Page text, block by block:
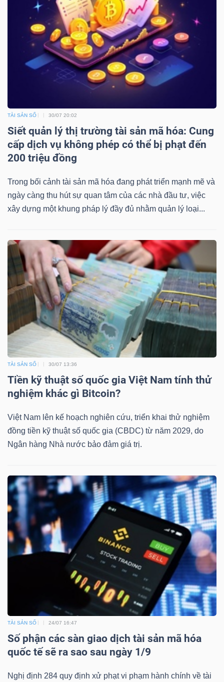
TÀI SẢN SỐ 30/07 20:02
Siết quản lý thị trường tài sản mã hóa: Cung
cấp dịch vụ không phép có thể bị phạt đến
200 triệu đồng
Trong bối cảnh tài sản mã hóa đang phát triển mạnh mẽ và
ngày càng thu hút sự quan tâm của các nhà đầu tư, việc
xây dựng một khung pháp lý đầy đủ nhằm quản lý loại...
TÀI SẢN SỐ 30/07 13:36
Tiền kỹ thuật số quốc gia Việt Nam tính thử
nghiệm khác gì Bitcoin?
Việt Nam lên kế hoạch nghiên cứu, triển khai thử nghiệm
đồng tiền kỹ thuật số quốc gia (CBDC) từ năm 2029, do
Ngân hàng Nhà nước bảo đảm giá trị.
TÀI SẢN SỐ 24/07 16:47
Số phận các sàn giao dịch tài sản mã hóa
quốc tế sẽ ra sao sau ngày 1/9
Nghị định 284 quy định xử phạt vi phạm hành chính về tài
Dịch
Đào
tạo
Công
cụ
đầu
tư
Truyền
thông
tài
chính
Dữ
liệu
tài
chính